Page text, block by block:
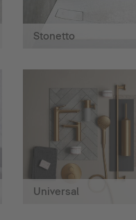
Stonetto
Universal